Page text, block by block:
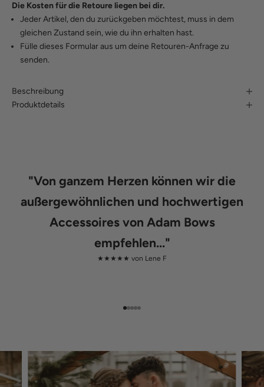
Die Kosten für die Retoure liegen bei dir.
Jeder Artikel, den du zurückgeben möchtest, muss in dem
gleichen Zustand sein, wie du ihn erhalten hast.
Fülle dieses Formularaus um deine Retouren-Anfrage zu
senden.
Beschreibung
Produktdetails
"Von ganzem Herzen können wir die
außergewöhnlichen und hochwertigen
Accessoires von Adam Bows
empfehlen..."
★★★★★ von Lene F
Gehe zu Element 1
Gehe zu Element 2
Gehe zu Element 3
Gehe zu Element 4
Gehe zu Element 5